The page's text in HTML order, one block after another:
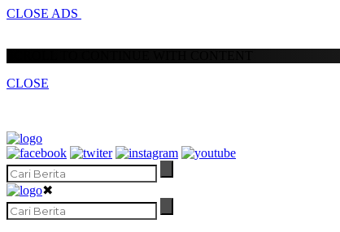
CLOSE ADS
CLOSE
✖